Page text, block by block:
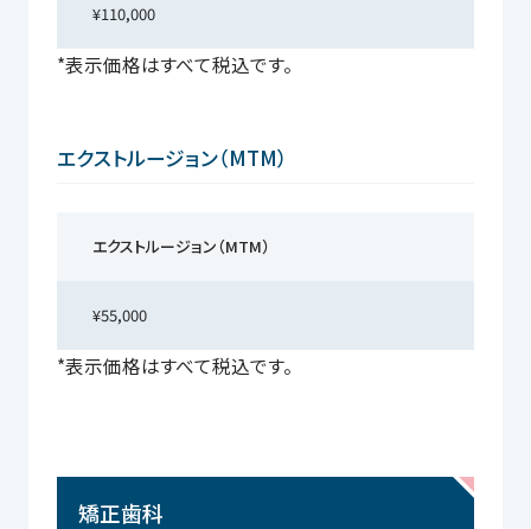
¥110,000
*表示価格はすべて税込です。
エクストルージョン（MTM）
エクストルージョン（MTM）
¥55,000
*表示価格はすべて税込です。
矯正歯科